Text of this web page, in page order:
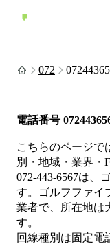
072
電話番号
こちらのページで
別・地域・業界・
072-443-6567は、
す。
ゴルフファイ
業者で、所在地は
す。
回線種別は固定電